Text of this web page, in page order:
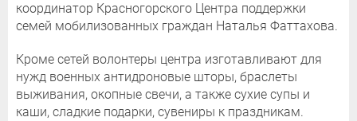
координатор Красногорского Центра поддержки
семей мобилизованных граждан Наталья Фаттахова.
Кроме сетей волонтеры центра изготавливают для
нужд военных антидроновые шторы, браслеты
выживания, окопные свечи, а также сухие супы и
каши, сладкие подарки, сувениры к праздникам.